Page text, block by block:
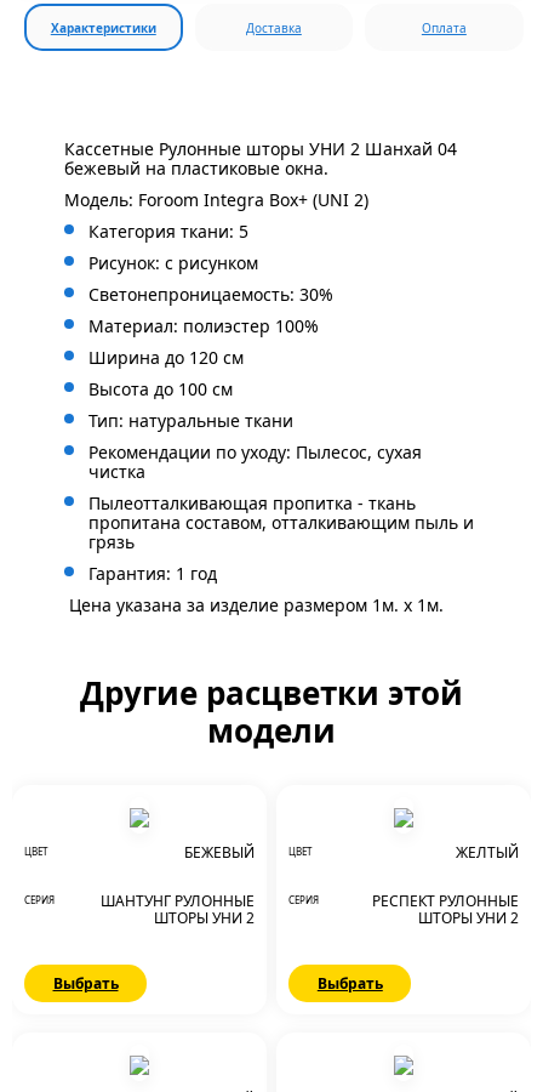
Характеристики Доставка Оплата
Кассетные Рулонные шторы УНИ 2 Шанхай 04
бежевый на пластиковые окна.
Модель: Foroom Integra Box+ (UNI 2)
Категория ткани: 5
Рисунок: с рисунком
Светонепроницаемость: 30%
Материал: полиэстер 100%
Ширина до 120 см
Высота до 100 см
Тип: натуральные ткани
Рекомендации по уходу: Пылесос, сухая
чистка
Пылеотталкивающая пропитка - ткань
пропитана составом, отталкивающим пыль и
грязь
Гарантия: 1 год
Цена указана за изделие размером 1м. x 1м.
Другие расцветки этой
модели
ЦВЕТ БЕЖЕВЫЙ
СЕРИЯ
ШАНТУНГ РУЛОННЫЕ
ШТОРЫ УНИ 2
Выбрать
ЦВЕТ ЖЕЛТЫЙ
СЕРИЯ
РЕСПЕКТ РУЛОННЫЕ
ШТОРЫ УНИ 2
Выбрать